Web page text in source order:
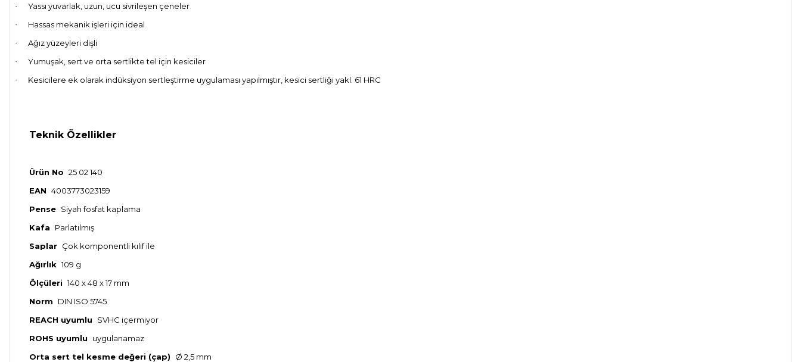
· Yassı yuvarlak, uzun, ucu sivrileşen çeneler
· Hassas mekanik işleri için ideal
· Ağız yüzeyleri dişli
· Yumuşak, sert ve orta sertlikte tel için kesiciler
· Kesicilere ek olarak indüksiyon sertleştirme uygulaması yapılmıştır, kesici sertliği yakl. 61 HRC
Teknik Özellikler
Ürün No 25 02 140
EAN 4003773023159
Pense Siyah fosfat kaplama
Kafa
Parlatılmış
Saplar Çok komponentli kılıf ile
Ağırlık 109 g
Ölçüleri 140 x 48 x 17 mm
Norm
DIN ISO 5745
REACH uyumlu
SVHC içermiyor
ROHS uyumlu
uygulanamaz
Orta sert tel kesme değeri (çap)
Ø 2,5 mm